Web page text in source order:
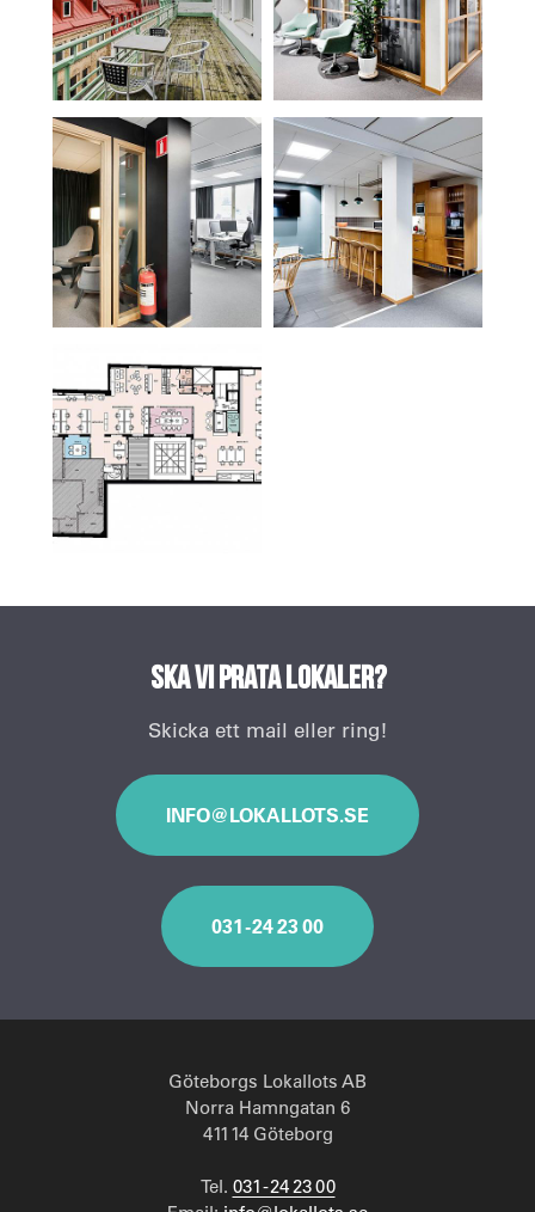
Ska vi prata lokaler?
Skicka ett mail eller ring!
INFO@LOKALLOTS.SE
031 - 24 23 00
Göteborgs Lokallots AB
Norra Hamngatan 6
411 14 Göteborg
Tel. 031 - 24 23 00